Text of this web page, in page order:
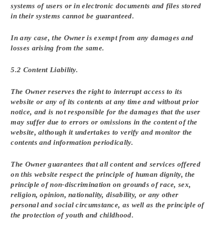
systems of users or in electronic documents and files stored
in their systems cannot be guaranteed.
In any case, the Owner is exempt from any damages and
losses arising from the same.
5.2 Content Liability.
The Owner reserves the right to interrupt access to its
website or any of its contents at any time and without prior
notice, and is not responsible for the damages that the user
may suffer due to errors or omissions in the content of the
website, although it undertakes to verify and monitor the
contents and information periodically.
The Owner guarantees that all content and services offered
on this website respect the principle of human dignity, the
principle of non-discrimination on grounds of race, sex,
religion, opinion, nationality, disability, or any other
personal and social circumstance, as well as the principle of
the protection of youth and childhood.